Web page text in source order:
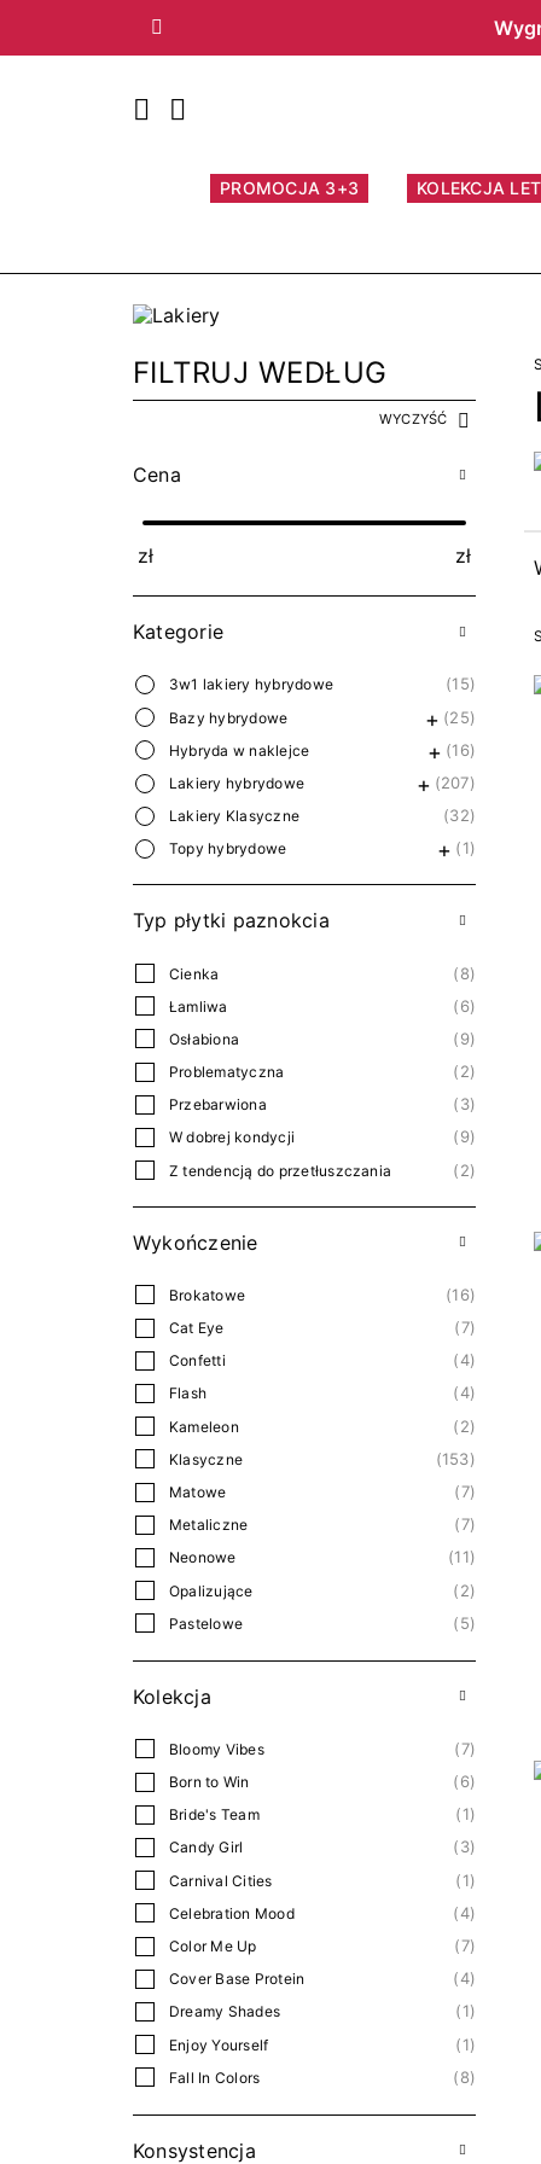
Poprzedni
PROMOCJA 3+3 KOLEKCJA
FILTRUJ WEDŁUG
WYCZYŚĆ
Cena
zł zł
Kategorie
3w1 lakiery hybrydowe 15
Bazy hybrydowe 25
Hybryda w naklejce 16
Lakiery hybrydowe 207
Lakiery Klasyczne 32
Topy hybrydowe 1
Typ płytki paznokcia
Cienka 8
Łamliwa 6
Osłabiona 9
Problematyczna 2
Przebarwiona 3
W dobrej kondycji 9
Z tendencją do przetłuszczania 2
Wykończenie
Brokatowe 16
Cat Eye 7
Confetti 4
Flash 4
Kameleon 2
Klasyczne 153
Matowe 7
Metaliczne 7
Neonowe 11
Opalizujące 2
Pastelowe 5
Połysk 12
Kolekcja
Bloomy Vibes 7
Born to Win 6
Bride's Team 1
Candy Girl 3
Carnival Cities 1
Celebration Mood 4
Color Me Up 7
Cover Base Protein 4
Dreamy Shades 1
Enjoy Yourself 1
Fall In Colors 8
Grunge 2
Konsystencja